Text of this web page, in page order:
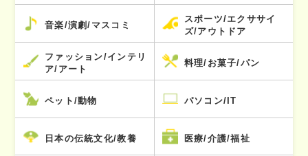
音楽/演劇/マスコミ
スポーツ/エクササイ
ズ/アウトドア
ファッション/インテリ
ア/アート
料理/お菓子/パン
ペット/動物 パソコン/IT
日本の伝統文化/教養 医療/介護/福祉